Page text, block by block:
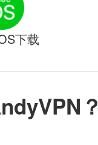
？
下载